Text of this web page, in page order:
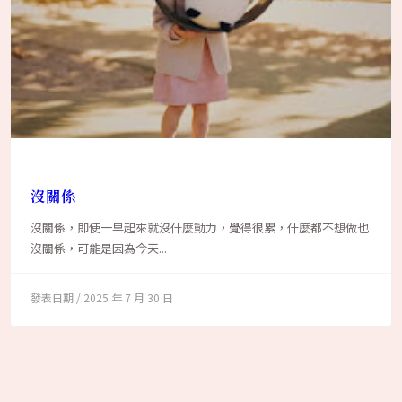
沒關係
沒關係，即使一早起來就沒什麼動力，覺得很累，什麼都不想做也
沒關係，可能是因為今天...
2025 年 7 月 30 日